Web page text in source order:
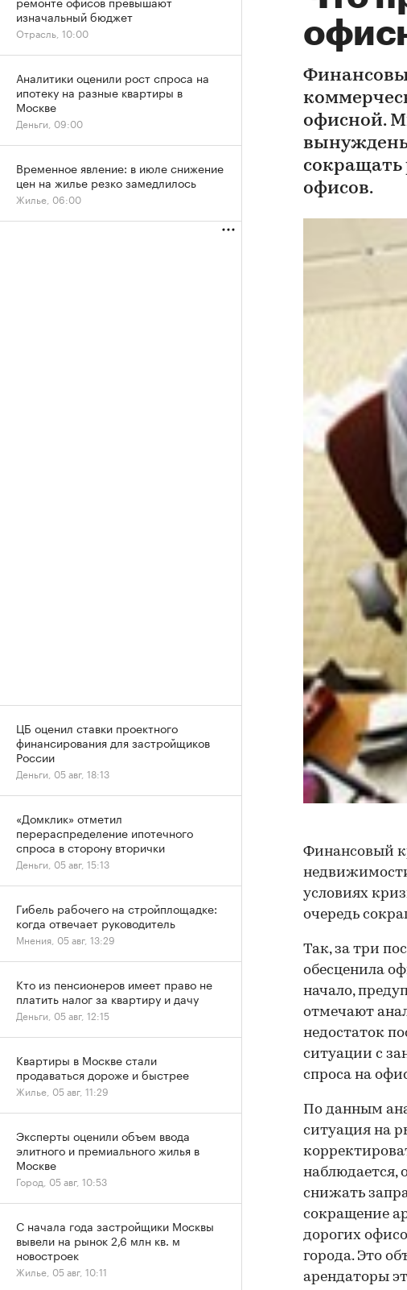
офисной.
офисов.
Финансовый
условиях
очередь
Так, за три
обесценила
начало,
отмечают
недостаток
ситуации с
спроса на
По данным
ситуация на
наблюдается,
снижать
сокращение
дорогих
города. Это
арендаторы
изначальный бюджет
Отрасль, 10:00
Аналитики оценили рост спроса на
ипотеку на разные квартиры в
Москве
Деньги, 09:00
Временное явление: в июле снижение
цен на жилье резко замедлилось
Жилье, 06:00
ЦБ оценил ставки проектного
финансирования для застройщиков
России
Деньги, 05 авг, 18:13
«Домклик» отметил
перераспределение ипотечного
спроса в сторону вторички
Деньги, 05 авг, 15:13
Гибель рабочего на стройплощадке:
когда отвечает руководитель
Мнения, 05 авг, 13:29
Кто из пенсионеров имеет право не
платить налог за квартиру и дачу
Деньги, 05 авг, 12:15
Квартиры в Москве стали
продаваться дороже и быстрее
Жилье, 05 авг, 11:29
Эксперты оценили объем ввода
элитного и премиального жилья в
Москве
Город, 05 авг, 10:53
С начала года застройщики Москвы
вывели на рынок 2,6 млн кв. м
новостроек
Жилье, 05 авг, 10:11